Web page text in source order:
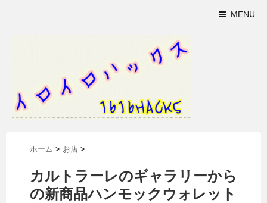
MENU
ホーム > お店 >
カルトラーレのギャラリーから
の新商品ハンモックウォレット